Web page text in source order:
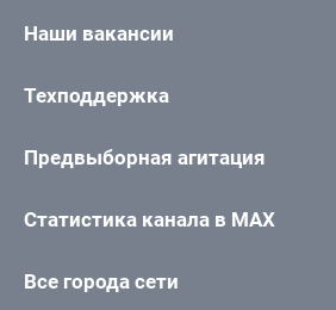
Наши вакансии
Техподдержка
Предвыборная агитация
Статистика канала в MAX
Все города сети